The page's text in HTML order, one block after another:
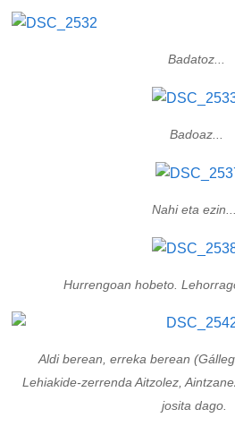
Badatoz...
Badoaz...
Nahi eta ezin...
Hurrengoan hobeto.
Aldi berean, erreka berean
Lehiakide-zerrenda Aitzolez,
josita dago.